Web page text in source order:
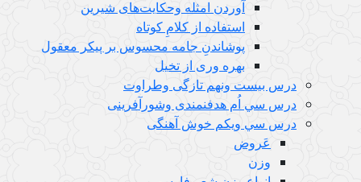
آوردن امثله وحکایت‌های شیرین
استفاده از کلامِ کوتاه
پوشاندنِ جامه محسوس بر پیکر معقول
بهره وری از تخیل
درس بيست ونهم تازگی وطراوت
درس سي اُم هدفنمندی وشورآفرینی
درس سي ويكم خوش آهنگی
عَروض
وزن